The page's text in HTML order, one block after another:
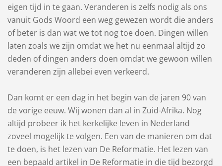
eigen tijd in te gaan. Veranderen is zelfs nodig als ons
vanuit Gods Woord een weg gewezen wordt die anders
of beter is dan wat we tot nog toe doen. Dingen willen
laten zoals we zijn omdat we het nu eenmaal altijd zo
deden of dingen anders doen omdat we gewoon willen
veranderen zijn allebei even verkeerd.
Dan komt er een dag in het begin van de jaren 90 van
de vorige eeuw. Wij wonen dan al in Zuid-Afrika. Nog
altijd probeer ik het kerkelijke leven in Nederland
zoveel mogelijk te volgen. Een van de manieren om dat
te doen, is het lezen van De Reformatie. Het lezen van
een bepaald artikel in De Reformatie in die tijd bezorgd